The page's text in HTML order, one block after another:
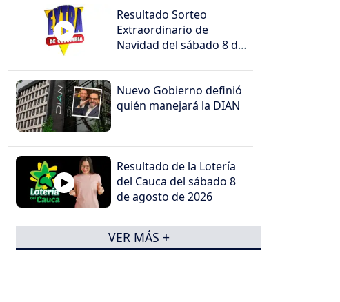
Resultado Sorteo
Extraordinario de
Navidad del sábado 8 de
Nuevo Gobierno definió
quién manejará la DIAN
Resultado de la Lotería
del Cauca del sábado 8
de agosto de 2026
VER MÁS +